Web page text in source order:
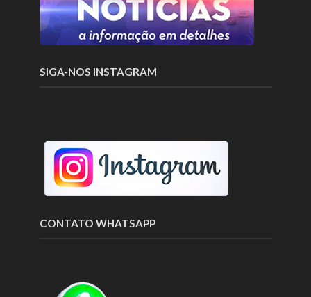
SIGA-NOS INSTAGRAM
CONTATO WHATSAPP